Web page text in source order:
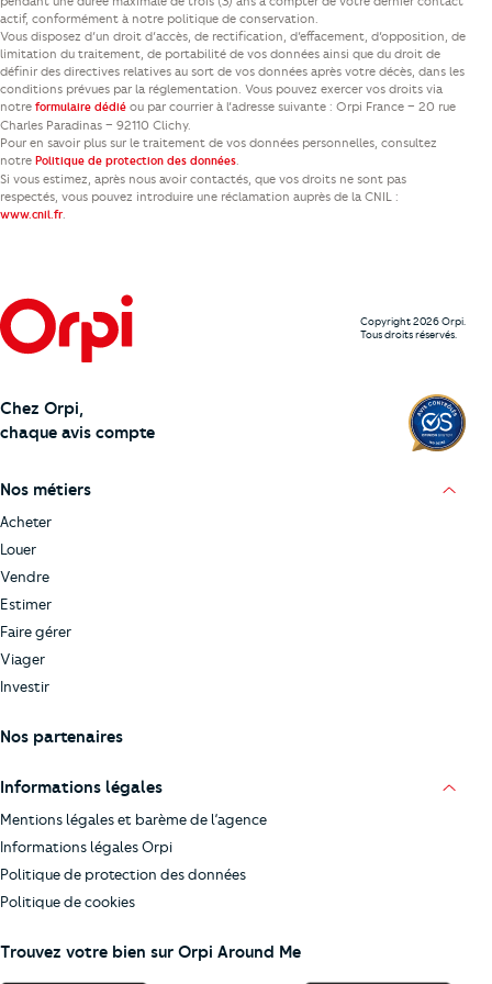
actif, conformément à notre politique de conservation.
Vous disposez d’un droit d’accès, de rectification, d’effacement, d’opposition, de
limitation du traitement, de portabilité de vos données ainsi que du droit de
définir des directives relatives au sort de vos données après votre décès, dans les
conditions prévues par la réglementation. Vous pouvez exercer vos droits via
notre formulaire dédié ou par courrier à l’adresse suivante : Orpi France – 20 rue
Charles Paradinas – 92110 Clichy.
Pour en savoir plus sur le traitement de vos données personnelles, consultez
notre Politique de protection des données.
Si vous estimez, après nous avoir contactés, que vos droits ne sont pas
respectés, vous pouvez introduire une réclamation auprès de la CNIL :
www.cnil.fr.
Copyright 2026 Orpi.
Tous droits réservés.
Chez Orpi,
chaque avis compte
Nos métiers
Acheter
Louer
Vendre
Estimer
Faire gérer
Viager
Investir
Nos partenaires
Informations légales
Mentions légales et barème de l’agence
Informations légales Orpi
Politique de protection des données
Politique de cookies
Trouvez votre bien sur Orpi Around Me